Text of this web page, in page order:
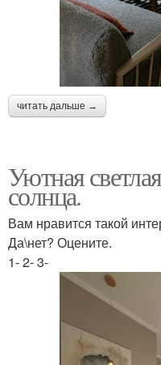
читать дальше →
Уютная
солнца.
Вам нравится такой
Да\нет? Оцените.
1- 2- 3-